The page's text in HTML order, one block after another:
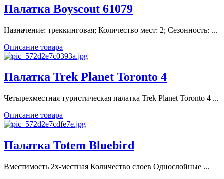
Палатка Boyscout 61079
Назначение: треккинговая; Количество мест: 2; Сезонность: ...
Описание товара
Палатка Trek Planet Toronto 4
Четырехместная туристическая палатка Trek Planet Toronto 4 ...
Описание товара
Палатка Totem Bluebird
Вместимость 2х-местная Количество слоев Однослойные ...